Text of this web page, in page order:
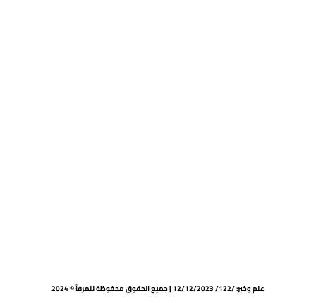
علم وخبر: /122/ 12/12/2023 | جميع الحقوق محفوظة للمرفأ © 2024